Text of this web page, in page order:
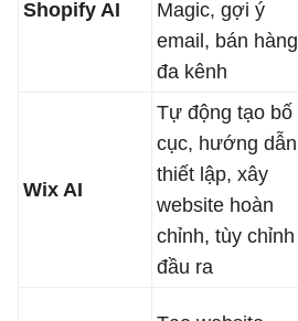
Shopify AI
Magic, gợi ý
email, bán hàng
đa kênh
Wix AI
Tự động tạo bố
cục, hướng dẫn
thiết lập, xây
website hoàn
chỉnh, tùy chỉnh
đầu ra